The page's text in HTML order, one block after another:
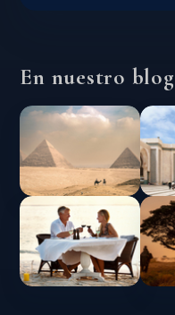
En nuestro blog